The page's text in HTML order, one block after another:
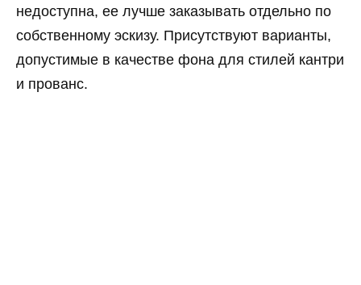
недоступна, ее лучше заказывать отдельно по
собственному эскизу. Присутствуют варианты,
допустимые в качестве фона для стилей кантри
и прованс.